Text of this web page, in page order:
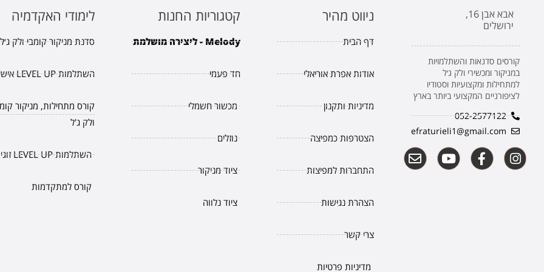
אבא אבן 16,
ירושלים
קורסים סדנאות והשתלמויות
במניקור ומכשירי ולק ג׳ל
למתחילות ומקצועיות וסטודיו
לציפורניים המקצועי ביותר בארץ
052-2577122
efraturieli1@gmail.com
ניווט מהיר
דף הבית
אודות אפרת אוריאלי
מדיניות ותקנון
הצטרפות כמפיצה
התחברות למפיצות
הצהרת נגישות
צרי קשר
מדיניות פרטיות
קטגוריות החנות
Melody - ליצירה מושלמת
חד פעמי
מכשור חשמלי
נוזלים
ציוד מניקור
ציוד נלווה
לימודי האקדמיה
סדנת מניקור קומבי ולק
השתלמות LEVEL UP אישית
קורס מתחילות, מניקור
ולק ג'ל
השתלמות LEVEL UP זוגית
קורס למתקדמות